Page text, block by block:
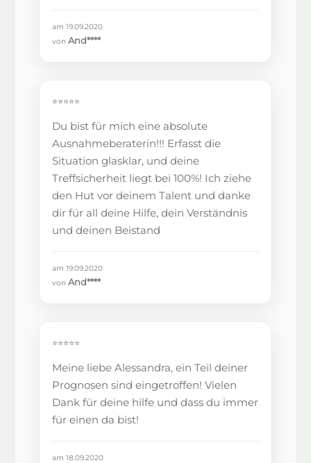
am 19.09.2020
vonAnd****
⭐⭐⭐⭐⭐
Du bist für mich eine absolute
Ausnahmeberaterin!!! Erfasst die
Situation glasklar, und deine
Treffsicherheit liegt bei 100%! Ich ziehe
den Hut vor deinem Talent und danke
dir für all deine Hilfe, dein Verständnis
und deinen Beistand
am 19.09.2020
vonAnd****
⭐⭐⭐⭐⭐
Meine liebe Alessandra, ein Teil deiner
Prognosen sind eingetroffen! Vielen
Dank für deine hilfe und dass du immer
für einen da bist!
am 18.09.2020